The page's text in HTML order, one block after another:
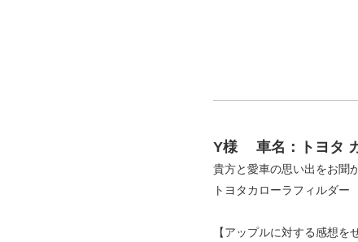
Y様 車名：トヨタ
貴方と愛車の思い出をお聞
トヨタカローラフィルダー
【アップルに対する感想を